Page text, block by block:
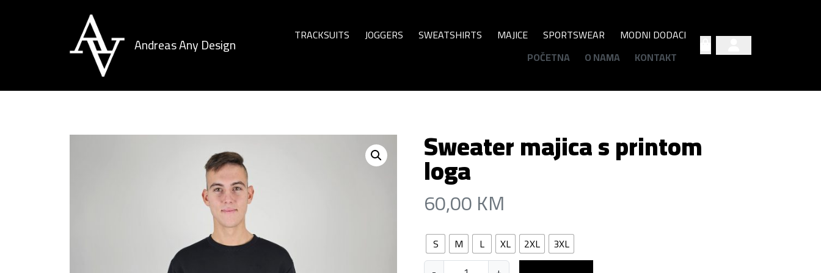
Andreas Any Design TRACKSUITS JOGGERS SWEATSHIRTS MAJICE SPORTSWEAR
MODNI DODACI
POČETNA
O NAMA KONTAKT
Sweater majica s printom
loga
60,00KM
S M L XL 2XL
3XL
S